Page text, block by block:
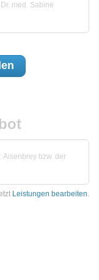
med. Sabine
Aisenbrey bzw. der
Leistungen bearbeiten.